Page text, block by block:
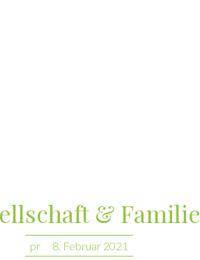
& Familie
pr 8. Februar 2021